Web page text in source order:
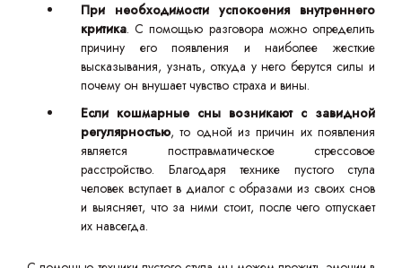
При необходимости успокоения внутреннего
критика. С помощью разговора можно определить
причину его появления и наиболее жесткие
высказывания, узнать, откуда у него берутся силы и
почему он внушает чувство страха и вины.
Если кошмарные сны возникают с завидной
регулярностью, то одной из причин их появления
является посттравматическое стрессовое
расстройство. Благодаря технике пустого стула
человек вступает в диалог с образами из своих снов
и выясняет, что за ними стоит, после чего отпускает
их навсегда.